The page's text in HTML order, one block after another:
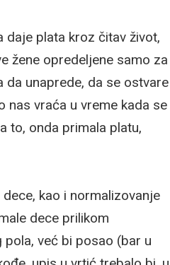
daje plata kroz čitav život,
žene opredeljene samo za
unaprede, da se ostvare
nas vraća u vreme kada se
to, onda primala platu,
kao i normalizovanje
dece prilikom
već bi posao (bar u